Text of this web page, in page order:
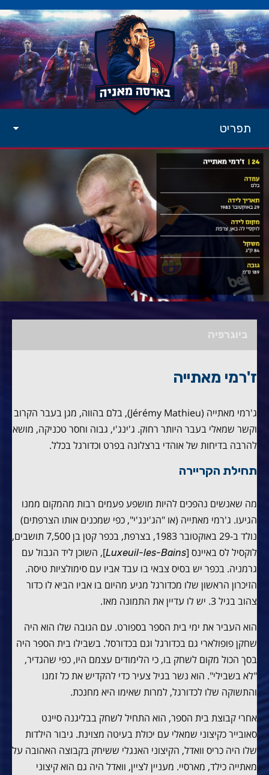
תפריט
ביוגרפיה
ז'רמי מאתייה
ג'רמי מאתייה (Jérémy Mathieu), בלם בהווה, מגן בעבר הקרוב
וקשר שמאלי בעבר היותר רחוק. ג'ינג'י, גבוה וחסר טכניקה, מושא
להרבה בדיחות של אוהדי ברצלונה בפרט וכדורגל בכלל.
תחילת הקריירה
מה שאנשים נהפכים להיות מושפע פעמים רבות מהמקום ממנו
הגיעו. ג'רמי מאתייה (או "הג'ינג'י", כפי שמכנים אותו הצרפתים)
נולד ב-29 באוקטובר 1983, בצרפת, בכפר קטן בן 7,500 תושבים,
לוקסיל לס באיינס [Luxeuil-les-Bains], השוכן ליד הגבול עם
גרמניה. בכפר יש בסיס צבאי בו עבד אביו עם סימולציות טיסה.
הזיכרון הראשון שלו מכדורגל מגיע מהיום בו אביו הביא לו כדור
צהוב בגיל 3. יש לו עדיין את התמונה מאז.
הוא העביר את ימי בית הספר בספורט. עם הגובה שלו הוא היה
שחקן פופולארי גם בכדורגל וגם בכדורסל. בשבילו בית הספר היה
בסך הכול מקום לשחק בו, כי הלימודים עצמם היו, כפי שהגדיר,
"לא בשבילי". הוא נשר בגיל צעיר כדי להקדיש את כל זמנו
והתשוקה שלו לכדורגל, למרות שאימו היא מחנכת.
אחרי קבוצת בית הספר, הוא התחיל לשחק בבליגנה סיינט
סאובייר כקיצוני שמאלי עם יכולת בעיטה מצוינת. גיבור הילדות
שלו היה כריס וואדל, הקיצוני האנגלי ששיחק בקבוצה האהובה על
מאתייה כילד, מארסיי. מעניין לציין, וואדל היה גם הוא קיצוני